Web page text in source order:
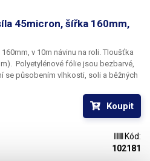
45micron, šířka 160mm,
v 10m návinu na roli. Tloušťka
bezbarvé,
se působením vlhkosti, soli a běžných
je vhodná pro výrobu pytlů, sáčků a
zdravotně nezávadné, 100%
balení potravin (certifikát k
splňují požadavky zákona č.
pro svařování všemi impulsními
Koupit
Kód:
102181